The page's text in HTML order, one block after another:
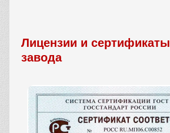
Лицензии и сертификаты
завода